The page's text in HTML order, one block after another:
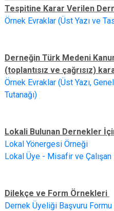
Tespitine Karar Verilen
Örnek Evraklar (Üst Yazı ve
Derneğin Türk Medeni
(toplantısız ve çağrısız)
Örnek Evraklar (Üst Yazı,
Tutanağı)
Lokali Bulunan Dernekler
Lokal Yönergesi Örneği
Lokal Üye - Misafir ve
Dilekçe ve Form Örnekleri
Dernek Üyeliği Başvuru Formu